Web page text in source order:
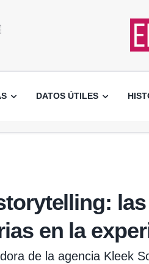
DATOS ÚTILES
en la
de la agencia Kleek